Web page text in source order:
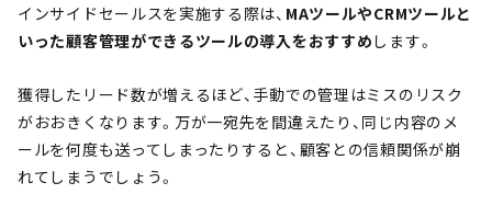
インサイドセールスを実施する際は、 MAツールやCRMツールと
いった顧客管理ができるツールの導入をおすすめ します。
獲得したリード数が増えるほど、手動での管理はミスのリスク
がおおきくなります。万が一宛先を間違えたり、同じ内容のメ
ールを何度も送ってしまったりすると、顧客との信頼関係が崩
れてしまうでしょう。